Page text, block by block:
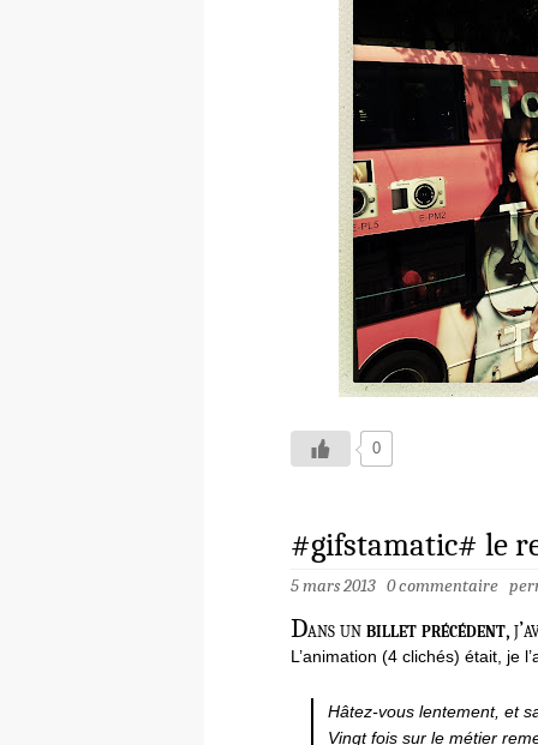
0
#gifstamatic# le
5 mars 2013 0 commentaire
Dans unbillet précédent,
L’animation (4 clichés) était, je
Hâtez-vous lentement, et
Vingt fois sur le métier